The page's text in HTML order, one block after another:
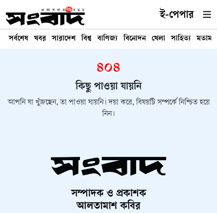
ই-পেপার
সর্বশেষ খবর সারাদেশ বিশ্ব বাণিজ্য বিনোদন খেলা সাহিত্য মতামত
৪০৪
কিছু পাওয়া যায়নি
আপনি যা খুঁজছেন, তা পাওয়া যায়নি। দয়া করে, বিষয়টি সম্পর্কে নিশ্চিত হয়ে
নিন।
সম্পাদক ও প্রকাশক
আলতামাশ কবির